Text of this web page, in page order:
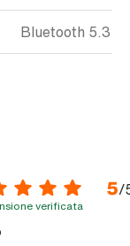
Bluetooth 5.3
5/
verificata